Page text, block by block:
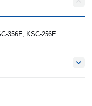
356E, KSC-256E